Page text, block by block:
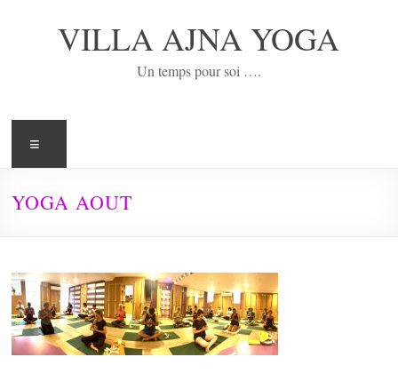
VILLA AJNA YOGA
Un temps pour soi ….
YOGA AOUT